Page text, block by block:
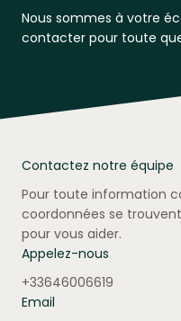
Nous sommes à votre
contacter pour toute
Contactez notre équipe
Pour toute information
coordonnées se
pour vous aider.
Appelez-nous
+33646006619
Email